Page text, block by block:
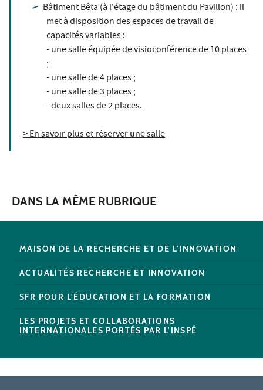
Bâtiment Bêta (à l'étage du bâtiment du Pavillon) : il
met à disposition des espaces de travail de
capacités variables :
- une salle équipée de visioconférence de 10 places
;
- une salle de 4 places ;
- une salle de 3 places ;
- deux salles de 2 places.
> En savoir plus et réserver une salle
DANS LA MÊME RUBRIQUE
MAISON DE LA RECHERCHE ET DE L'INNOVATION
ACTUALITÉS RECHERCHE ET INNOVATION
SFR POUR L'ÉDUCATION ET LA FORMATION
LES PROJETS ET COLLABORATIONS
INTERNATIONALES PORTÉS PAR L'INSPÉ